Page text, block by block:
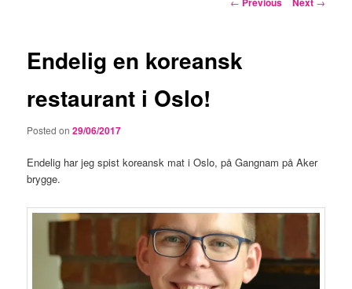
Endelig en koreansk
restaurant i Oslo!
Posted on29/06/2017
Endelig har jeg spist koreansk mat i Oslo, på Gangnam på Aker
brygge.